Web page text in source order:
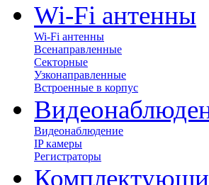
Wi-Fi антенны
Wi-Fi антенны
Всенаправленные
Секторные
Узконаправленные
Встроенные в корпус
Видеонаблюдение
IP камеры
Регистраторы